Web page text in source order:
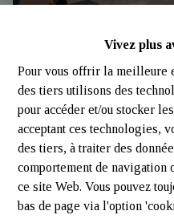
Vivez plus
Pour vous offrir la meilleure
des tiers utilisons des
pour accéder et/ou stocker
acceptant ces technologies,
des tiers, à traiter des
comportement de navigation
ce site Web. Vous pouvez
bas de page via l'option
Ferme et annexes |
9780 Wincrange
€ 895.000
5 1 180 m²